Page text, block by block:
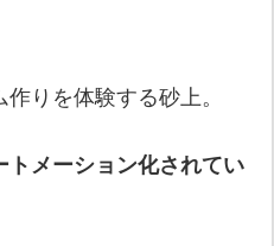
りを体験する砂上。
メーション化されてい